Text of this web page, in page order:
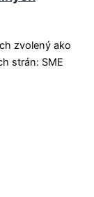
zvolený ako
strán: SME